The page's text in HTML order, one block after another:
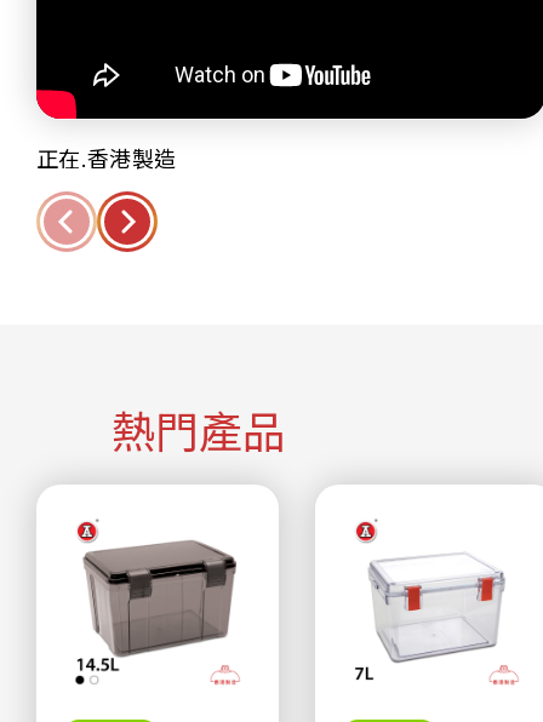
正在.香港製造
熱門產品